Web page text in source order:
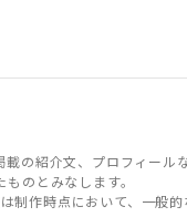
の紹介文、プロフィール
のとみなします。
制作時点において、一般